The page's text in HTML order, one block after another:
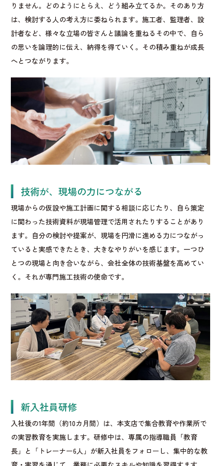
りません。どのようにとらえ、どう組み立てるか。そのあり方
は、検討する人の考え方に委ねられます。施工者、監理者、設
計者など、様々な立場の皆さんと議論を重ねるその中で、自ら
の思いを論理的に伝え、納得を得ていく。その積み重ねが成長
へとつながります。
技術が、現場の力につながる
現場からの仮設や施工計画に関する相談に応じたり、自ら策定
に関わった技術資料が現場管理で活用されたりすることがあり
ます。自分の検討や提案が、現場を円滑に進める力につながっ
ていると実感できたとき、大きなやりがいを感じます。一つひ
とつの現場と向き合いながら、会社全体の技術基盤を高めてい
く。それが専門施工技術の使命です。
新入社員研修
入社後の1年間（約10カ月間）は、本支店で集合教育や作業所で
の実習教育を実施します。研修中は、専属の指導職員「教育
長」と「トレーナー6人」が新入社員をフォローし、集中的な教